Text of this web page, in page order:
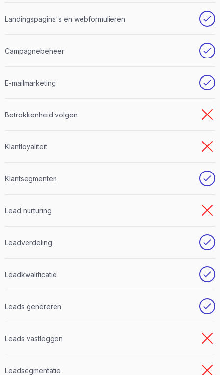
Landingspagina's en webformulieren
Campagnebeheer
E-mailmarketing
Betrokkenheid volgen
Klantloyaliteit
Klantsegmenten
Lead nurturing
Leadverdeling
Leadkwalificatie
Leads genereren
Leads vastleggen
Leadsegmentatie